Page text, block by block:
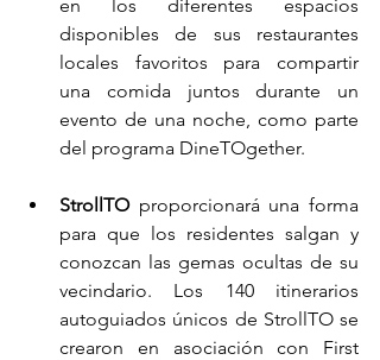
en los diferentes espacios
disponibles de sus restaurantes
locales favoritos para compartir
una comida juntos durante un
evento de una noche, como parte
del programa DineTOgether.
StrollTO proporcionará una forma
para que los residentes salgan y
conozcan las gemas ocultas de su
vecindario. Los 140 itinerarios
autoguiados únicos de StrollTO se
crearon en asociación con First